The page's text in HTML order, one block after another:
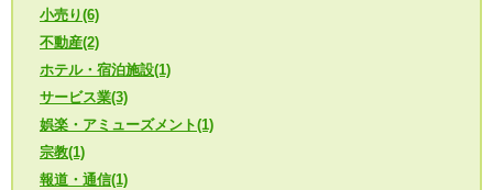
小売り(6)
不動産(2)
ホテル・宿泊施設(1)
サービス業(3)
娯楽・アミューズメント(1)
宗教(1)
報道・通信(1)